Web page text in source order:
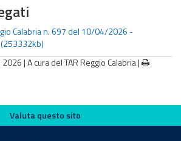
Calabria n. 697 del 10/04/2026 -
(253332kb)
|A cura del TAR Reggio Calabria|
sito
Valuta questo sito